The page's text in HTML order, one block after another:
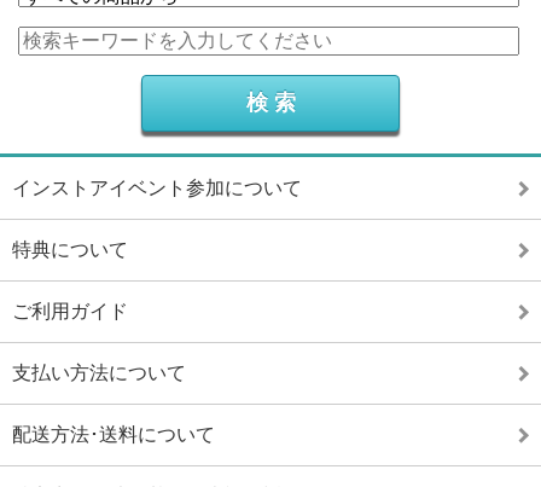
インストアイベント参加について
特典について
ご利用ガイド
支払い方法について
配送方法･送料について